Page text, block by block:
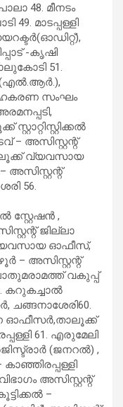
48. മീനടം
49. മാടപ്പള്ളി
-കൃഷി
51.
(എല്‍.ആര്‍.),
സംഘം
– അസിസ്റ്റന്റ്
വ്യവസായ
അസിസ്റ്റന്റ്
56.
സ്റ്റേഷന്‍ ,
ജില്ലാ
ഓഫീസ്,
– അസിസ്റ്റന്റ്
വകുപ്പ്
കറുകച്ചാല്‍
ഓഫീസര്‍,താലൂക്ക്
61. എരുമേലി
(ജനറല്‍) ,
കാഞ്ഞിരപ്പള്ളി
അസിസ്റ്റന്റ്
–